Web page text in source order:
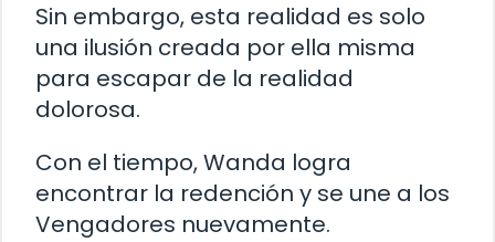
Sin embargo, esta realidad es solo
una ilusión creada por ella misma
para escapar de la realidad
dolorosa.
Con el tiempo, Wanda logra
encontrar la redención y se une a los
Vengadores nuevamente.